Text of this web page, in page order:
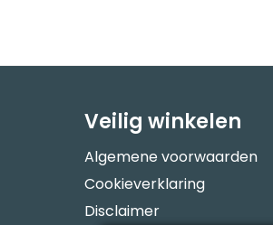
Veilig winkelen
Algemene voorwaarden
Cookieverklaring
Disclaimer